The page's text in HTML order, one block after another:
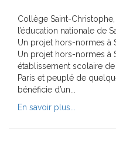
Collège Saint-
l’éducation nationale de
Un projet hors-normes à
Un projet hors-normes à
établissement scolaire
Paris et peuplé de
bénéficie d’un...
En savoir plus...